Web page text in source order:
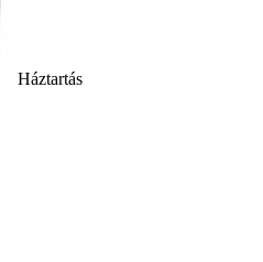
Háztartás